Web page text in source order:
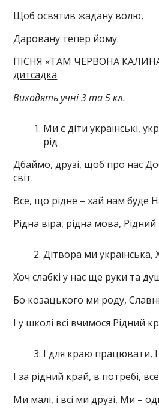
Щоб освятив жадану волю,
Даровану тепер йому.
ПІСНЯ «ТАМ ЧЕРВОНА
дитсадка
Виходять учні 3 та 5 кл.
Ми є діти українські,
рід
Дбаймо, друзі, щоб про нас
світ.
Все, що рідне – хай нам буде
Рідна віра, рідна мова,
Дітвора ми українська,
Хоч слабкі у нас ще руки та
Бо козацького ми роду,
І у школі всі вчимося Рідний
І для краю працювати,
І за рідний край, в потребі,
Ми малі, і всі ми друзі, Ми –